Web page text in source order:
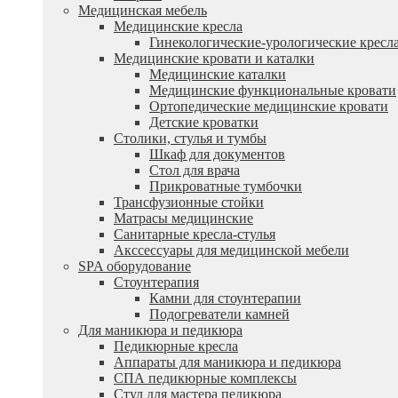
Медицинская мебель
Медицинские кресла
Гинекологические-урологические
Медицинские кровати и каталки
Медицинские каталки
Медицинские функциональные кровати
Ортопедические медицинские кровати
Детские кроватки
Столики, стулья и тумбы
Шкаф для документов
Стол для врача
Прикроватные тумбочки
Трансфузионные стойки
Матрасы медицинские
Санитарные кресла-стулья
Акссессуары для медицинской мебели
SPA оборудование
Стоунтерапия
Камни для стоунтерапии
Подогреватели камней
Для маникюра и педикюра
Педикюрные кресла
Аппараты для маникюра и педикюра
СПА педикюрные комплексы
Стул для мастера педикюра